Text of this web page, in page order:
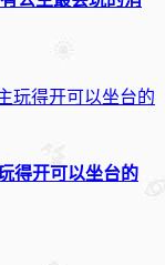
得开可以坐台的